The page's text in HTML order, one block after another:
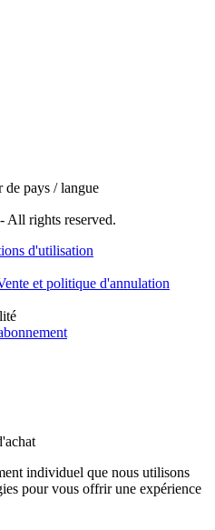
de pays / langue
- All rights reserved.
d'utilisation
et politique d'annulation
individuel que nous utilisons
pour vous offrir une expérience